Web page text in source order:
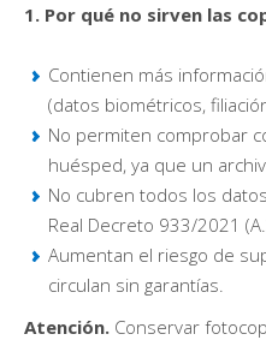
1. Por qué no sirven las
Contienen más
(datos biométricos,
No permiten comprobar
huésped, ya que un
No cubren todos los
Real Decreto 933/2021
Aumentan el riesgo de
circulan sin garantías.
Atención. Conservar